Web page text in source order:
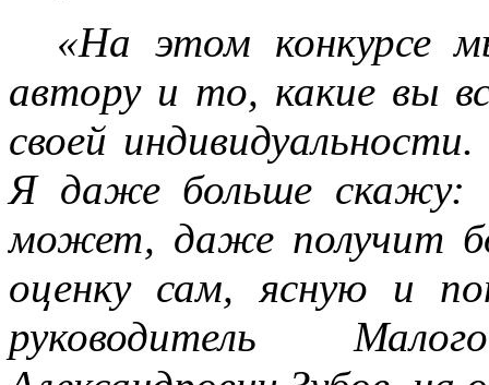
«На этом конкурсе
автору и то, какие вы
своей
Я даже больше скажу:
может, даже получит
оценку сам, ясную и
руководитель